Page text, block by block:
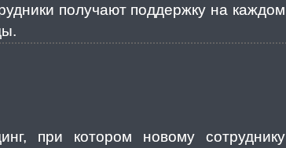
получают поддержку на каждом
при котором новому сотруднику